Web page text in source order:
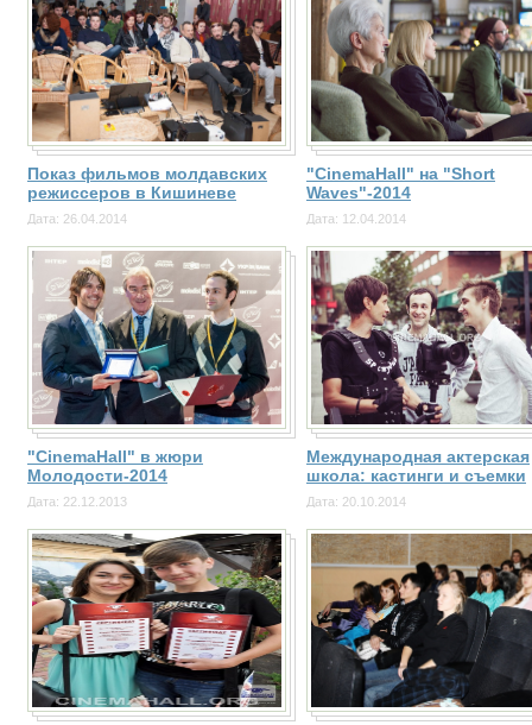
Показ фильмов молдавских
режиссеров в Кишиневе
Дата: 26.04.2014
"CinemaHall" на "Short
Waves"-2014
Дата: 12.04.2014
"CinemaHall" в жюри
Молодости-2014
Дата: 22.12.2013
Международная актерская
школа: кастинги и съемки
Дата: 20.10.2014